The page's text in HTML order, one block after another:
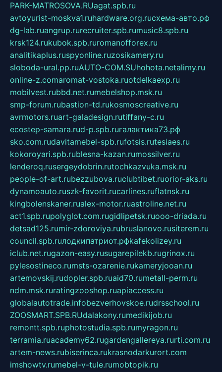
PARK-MATROSOVA.RUagat.spb.ru
avtoyurist-moskva1.ruhardware.org.ruсхема-авто.рф
dg-lab.ruangrup.rurecruiter.spb.rumusic8.spb.ru
krsk124.rukubok.spb.ruromanofforex.ru
analitikaplus.ruspyonline.ruzosikamery.ru
sloboda-ural.pp.ruAUTO-COM.SUhohota.netalimy.ru
online-z.comaromat-vostoka.ruotdelkaexp.ru
mobilvest.rubbd.net.rumebelshop.msk.ru
smp-forum.rubastion-td.rukosmoscreative.ru
avrmotors.ruart-galadesign.rutiffany-c.ru
ecostep-samara.rud-p.spb.ruгалактика73.рф
sko.com.rudavitamebel-spb.rufotsis.rutesiaes.ru
kokoroyari.spb.rublesna-kazan.rumossilver.ru
lenderoq.rusergeydobrin.rutochkazvuka.msk.ru
people-of-art.rubezzubova.ruclubtibet.ruorior-aks.ru
dynamoauto.ruszk-favorit.rucarlines.ruflatnsk.ru
kingbolenskaner.rualex-motor.ruastroline.net.ru
act1.spb.rupolyglot.com.rugidlipetsk.ruooo-driada.ru
detsad125.rumir-zdoroviya.rubruslanovo.rusiterem.ru
council.spb.ruлодкипатриот.рфkafekolizey.ru
iclub.net.rugazon-easy.rusugarepilekb.rugrinox.ru
pylesostineco.rumsts-ozarenie.rukameryjooan.ru
artemovskij.rudopler.spb.ruaid70.rumetall-perm.ru
ndm.msk.ruratingzooshop.ruapiaccess.ru
globalautotrade.infobezverhovskoe.rudrsschool.ru
ZOOSMART.SPB.RUdalakony.rumedikijob.ru
remontt.spb.ruphotostudia.spb.rumyragon.ru
terramia.ruacademy62.rugardengallereya.rurti.com.ru
artem-news.rubiserinca.rukrasnodarkurort.com
imshowtv.rumebel-v-tule.rumobtopik.ru